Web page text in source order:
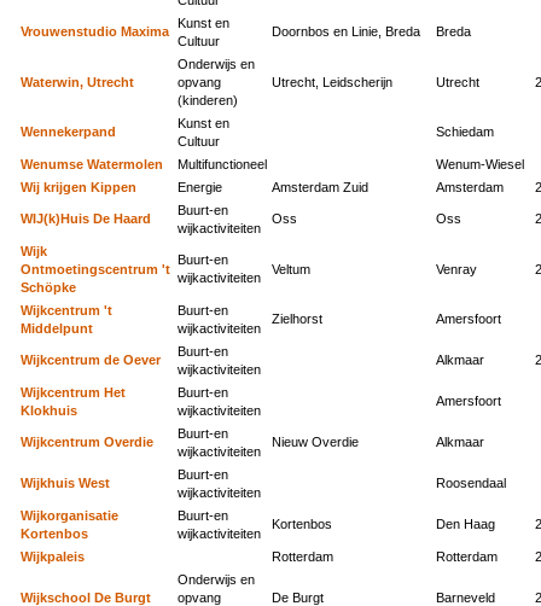
Vrouwenstudio Maxima
Kunst en
Cultuur
Doornbos en Linie, Breda Breda
Waterwin, Utrecht
Onderwijs en
opvang
(kinderen)
Utrecht, Leidscherijn Utrecht
Wennekerpand
Kunst en
Cultuur
Schiedam
Wenumse Watermolen Multifunctioneel
Wenum-Wiesel
Wij krijgen Kippen
Energie Amsterdam Zuid Amsterdam
WIJ(k)Huis De Haard
Buurt-en
wijkactiviteiten
Oss Oss
Wijk
Ontmoetingscentrum 't
Schöpke
Buurt-en
wijkactiviteiten
Veltum Venray
Wijkcentrum 't
Middelpunt
Buurt-en
wijkactiviteiten
Zielhorst Amersfoort
Wijkcentrum de Oever
Buurt-en
wijkactiviteiten
Alkmaar
Wijkcentrum Het
Klokhuis
Buurt-en
wijkactiviteiten
Amersfoort
Wijkcentrum Overdie
Buurt-en
wijkactiviteiten
Nieuw Overdie Alkmaar
Wijkhuis West
Buurt-en
wijkactiviteiten
Roosendaal
Wijkorganisatie
Kortenbos
Buurt-en
wijkactiviteiten
Kortenbos Den Haag
Wijkpaleis Rotterdam Rotterdam
Wijkschool De Burgt
Onderwijs en
opvang
De Burgt Barneveld